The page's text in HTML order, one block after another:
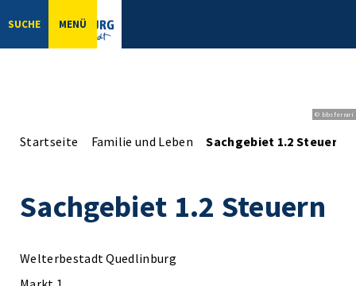
SUCHE MENÜ
© bbsferrari
Startseite Familie und Leben Sachgebiet 1.2 Steuern
Sachgebiet 1.2 Steuern
Welterbestadt Quedlinburg